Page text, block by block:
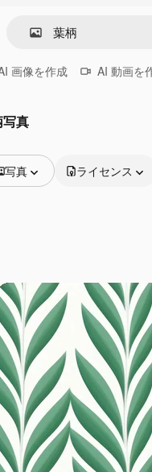
画像を作成 AI 動画を
真
写真
素材
ショングラフィックス
テンプレート
コン
モデル
ント
ライセンス
最高のクリエイ
ットフォーム。
店、スタジオを
います。
日本語